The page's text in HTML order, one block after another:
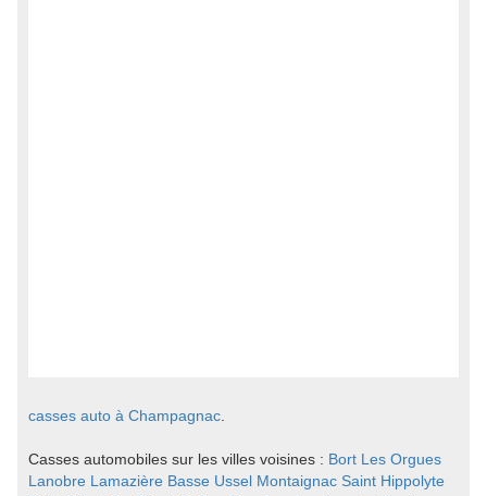
casses auto à Champagnac
Casses automobiles sur les villes voisines : Bort Les Orgues
Lanobre Lamazière Basse Ussel Montaignac Saint Hippolyte